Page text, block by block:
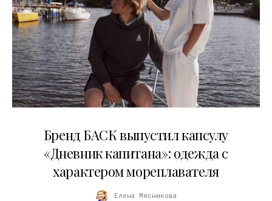
Бренд БАСК выпустил капсулу
«Дневник капитана»: одежда с
характером мореплавателя
Елена Мясникова